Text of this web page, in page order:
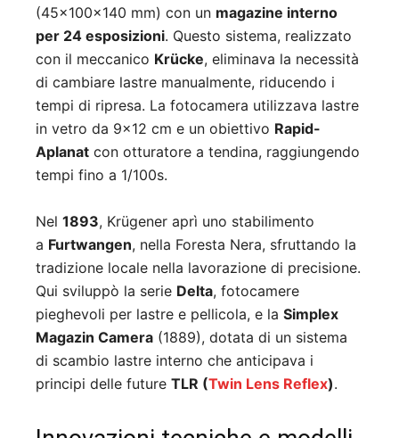
(45×100×140 mm) con un magazine interno
per 24 esposizioni. Questo sistema, realizzato
con il meccanico Krücke, eliminava la necessità
di cambiare lastre manualmente, riducendo i
tempi di ripresa. La fotocamera utilizzava lastre
in vetro da 9×12 cm e un obiettivo Rapid-
Aplanat con otturatore a tendina, raggiungendo
tempi fino a 1/100s.
Nel 1893, Krügener aprì uno stabilimento
a Furtwangen, nella Foresta Nera, sfruttando la
tradizione locale nella lavorazione di precisione.
Qui sviluppò la serie Delta, fotocamere
pieghevoli per lastre e pellicola, e la Simplex
Magazin Camera (1889), dotata di un sistema
di scambio lastre interno che anticipava i
principi delle future TLR (Twin Lens Reflex).